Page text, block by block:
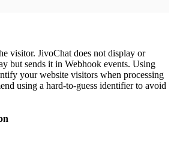
visitor. JivoChat does not display or
but sends it in Webhook events. Using
your website visitors when processing
using a hard-to-guess identifier to avoid